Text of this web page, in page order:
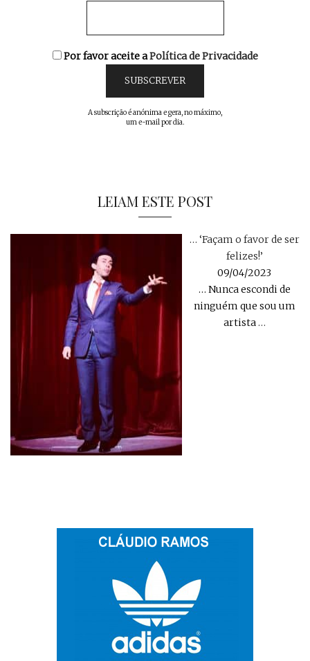
Por favor aceite aPolítica de Privacidade
A subscrição é anónima e gera, no máximo,
um e-mail por dia.
LEIAM ESTE POST
… ‘Façam o favor de ser
felizes!’
09/04/2023
… Nunca escondi de
ninguém que sou um
artista …